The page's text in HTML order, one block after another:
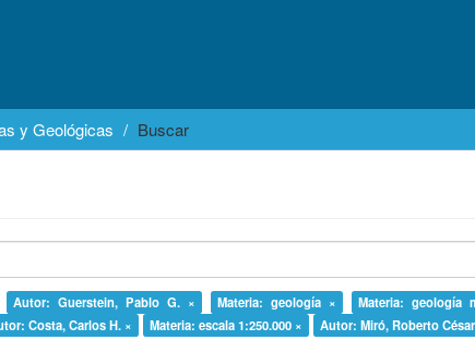
y Geológicas Buscar
Autor: Guerstein, Pablo G. × Materia: geología ×
Materia: geología
Costa, Carlos H. × Materia: escala 1:250.000 × Autor: Miró, Roberto